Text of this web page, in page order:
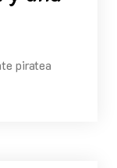
piratea